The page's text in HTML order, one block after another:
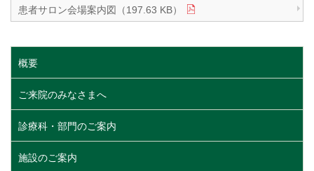
患者サロン会場案内図（197.63 KB）
概要
ご来院のみなさまへ
診療科・部門のご案内
施設のご案内